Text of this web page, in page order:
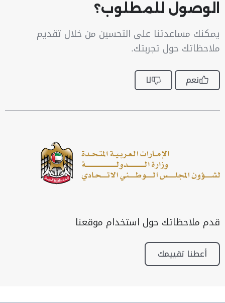
الوصول للمطلوب؟
يمكنك مساعدتنا على التحسين من خلال تقديم
ملاحظاتك حول تجربتك.
نعم لا
قدم ملاحظاتك حول استخدام موقعنا
أعطنا تقييمك